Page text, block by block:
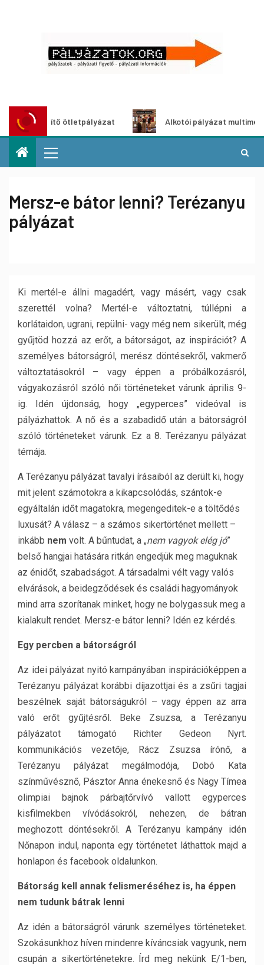
ötletpályázat Alkotói pályázat multimédia-
Mersz-e bátor lenni? Terézanyu
pályázat
Ki mertél-e állni magadért, vagy másért, vagy csak
szerettél volna? Mertél-e változtatni, túllépni a
korlátaidon, ugrani, repülni- vagy még nem sikerült, még
gyűjtöd hozzá az erőt, a bátorságot, az inspirációt? A
személyes bátorságról, merész döntésekről, vakmerő
változtatásokról – vagy éppen a próbálkozásról,
vágyakozásról szóló női történeteket várunk április 9-
ig. Idén újdonság, hogy „egyperces” videóval is
pályázhattok. A nő és a szabadidő után a bátorságról
szóló történeteket várunk. Ez a 8. Terézanyu pályázat
témája.
A Terézanyu pályázat tavalyi írásaiból az derült ki, hogy
mit jelent számotokra a kikapcsolódás, szántok-e
egyáltalán időt magatokra, megengeditek-e a töltődés
luxusát? A válasz – a számos sikertörténet mellett –
inkább nem volt. A bűntudat, a „nem vagyok elég jó”
belső hangjai hatására ritkán engedjük meg maguknak
az énidőt, szabadságot. A társadalmi vélt vagy valós
elvárások, a beidegződések és családi hagyományok
mind arra szorítanak minket, hogy ne bolygassuk meg a
kialakult rendet. Mersz-e bátor lenni? Idén ez kérdés.
Egy percben a bátorságról
Az idei pályázat nyitó kampányában inspirációképpen a
Terézanyu pályázat korábbi díjazottjai és a zsűri tagjai
beszélnek saját bátorságukról – vagy éppen az arra
való erőt gyűjtésről. Beke Zsuzsa, a Terézanyu
pályázatot támogató Richter Gedeon Nyrt.
kommunikációs vezetője, Rácz Zsuzsa írónő, a
Terézanyu pályázat megálmodója, Dobó Kata
színművésznő, Pásztor Anna énekesnő és Nagy Tímea
olimpiai bajnok párbajtőrvívó vallott egyperces
kisfilmekben vívódásokról, nehezen, de bátran
meghozott döntésekről. A Terézanyu kampány idén
Nőnapon indul, naponta egy történetet láthattok majd a
honlapon és facebook oldalunkon.
Bátorság kell annak felismeréséhez is, ha éppen
nem tudunk bátrak lenni
Az idén a bátorságról várunk személyes történeteket.
Szokásunkhoz híven mindenre kíváncsiak vagyunk, nem
csupán a sikertörténetekre. Írd meg nekünk E/1-ben,